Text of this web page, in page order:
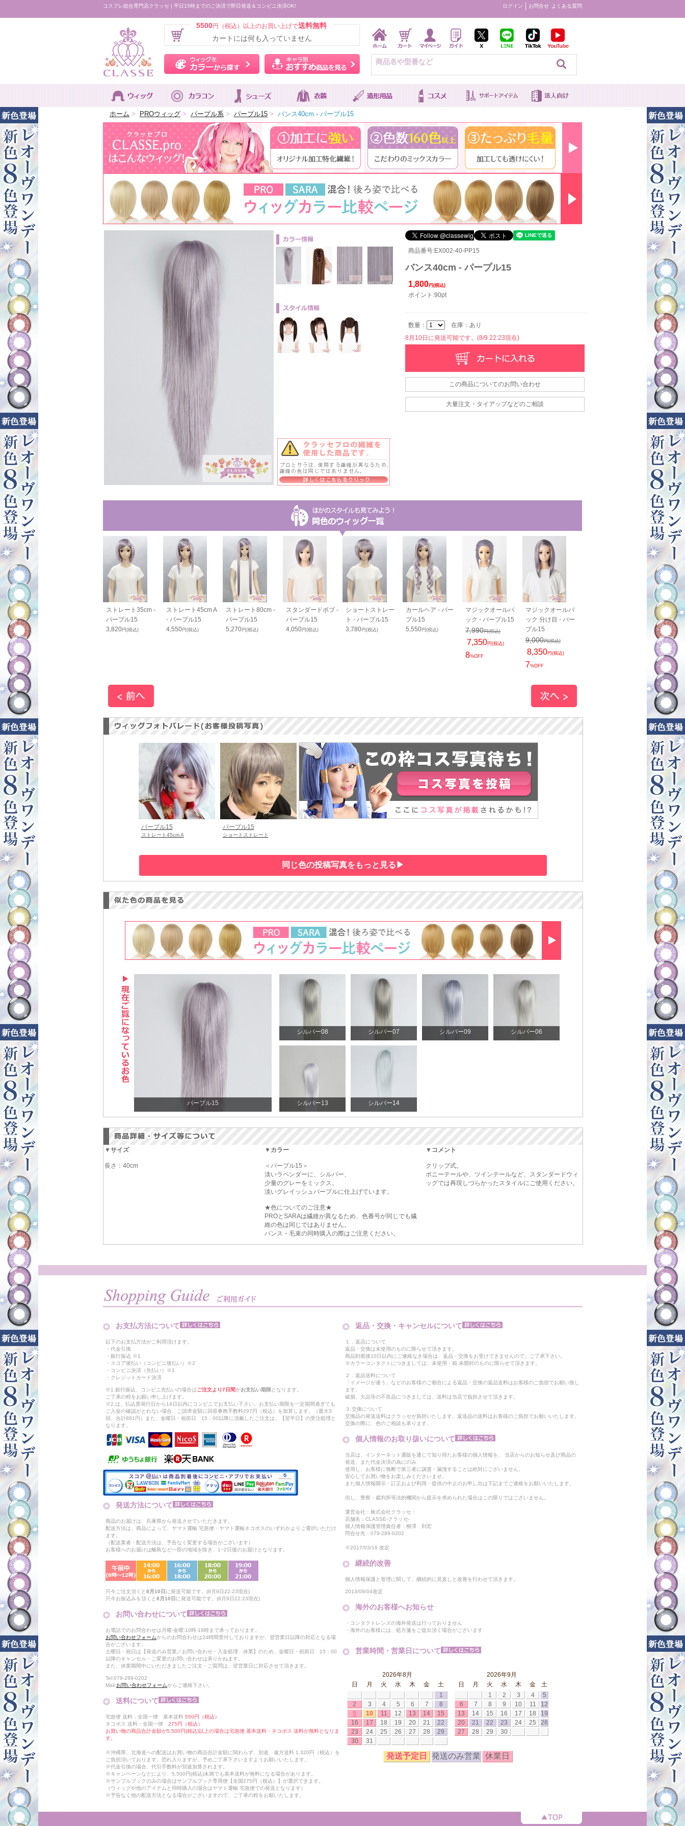
コスプレ総合専門店クラッセ | 平日15時までのご決済で即日発送＆コンビニ決済OK! ログイン お問合せ よくある質問
5500円（税込）以上のお買い上げで送料無料
カートには何も入っていません
ウィッグをカラーから探す キャラ別おすすめ商品を見る
ホーム > PROウィッグ > パープル系 > パープル15 > バンス40cm - パープル15
商品番号:EX002-40-PP15
バンス40cm - パープル15
1,800 円(税込)
ポイント:90pt
数量：
在庫：あり
8月10日に発送可能です。(8/9 22:23現在)
この商品についてのお問い合わせ
大量注文・タイアップなどのご相談
バンス80cm
プル15
円(税込)
円(税込)
ストレート35cm -
パープル15
3,820円(税込)
ストレート45cm A
- パープル15
4,550円(税込)
ストレート80cm -
パープル15
5,270円(税込)
スタンダードボブ -
パープル15
4,050円(税込)
ショートストレー
ト - パープル15
3,780円(税込)
カールヘア - パー
プル15
5,550円(税込)
マジックオールバ
ック - パープル15
7,990円(税込)
7,350円(税込)
8%OFF
マジックオールバ
ック 分け目 - パー
プル15
9,000円(税込)
8,350円(税込)
7%OFF
PRO 生え際
N - パープル
2,350 円(税込)
1,800円(税込)
%OFF
パープル15
ストレート45cm A
パープル15
ショートストレート
パープル15
シルバー08 シルバー07 シルバー09 シルバー06
シルバー13 シルバー14
▼サイズ
長さ：40cm
▼カラー
＜パープル15＞
淡いラベンダーに、シルバー、
少量のグレーをミックス。
淡いグレイッシュパープルに仕上げています。
★色についてのご注意★
PROとSARAは繊維が異なるため、色番号が同じでも繊
維の色は同じではありません。
バンス・毛束の同時購入の際はご注意ください。
▼コメント
クリップ式。
ポニーテールや、ツインテールなど、スタンダードウィ
ッグでは再現しづらかったスタイルにご使用ください。
お支払方法について
以下のお支払方法がご利用頂けます。
・代金引換
・銀行振込 ※1
・スコア後払い（コンビニ後払い）※2
・コンビニ決済（先払い）※1
・クレジットカード決済
※1.銀行振込、コンビニ先払いの場合はご注文より7日間がお支払い期限 となります。
ご了承の程をお願い申し上げます。
※2.は、払込票発行日から14日以内にコンビニでお支払い下さい。お支払い期限を一定期間過ぎても
ご入金の確認がとれない場合、ご請求金額に回収事務手数料297円（税込）を加算します。（最大3
回、合計891円）また、金曜日・祝前日 15：00以降に頂戴したご注文は、【翌平日】の受注処理と
なります。
発送方法について
商品のお届けは、兵庫県から発送させていただきます。
配送方法は、商品によって、ヤマト運輸 宅急便・ヤマト運輸ネコポスのいずれかよりご選択いただけ
ます。
（配送業者・配送方法は、予告なく変更する場合がございます）
お客様へのお届けは離島など一部の地域を除き、1~2日後のお届けとなります。
只今ご注文頂くと8月10日 に発送可能です。(8月9日22:23現在)
只今お振込みを頂くと8月10日 に発送可能です。(8月9日22:23現在)
お問い合わせについて
お電話でのお問合わせは月曜-金曜:10時-16時まで承っております。
お問い合わせフォームからのお問合わせは24時間受付しておりますが、翌営業日以降の対応となる場
合がございます。
土曜日・祝日は【発送のみ営業／お問い合わせ・入金処理 休業】のため、金曜日・祝前日 15：00
以降のキャンセル・ご変更のお問い合わせは承りかねます。
また、休業期間中にいただきましたご注文・ご質問は、翌営業日に対応させて頂きます。
Tel:079-289-0202
Mail:お問い合わせフォームからご連絡下さい。
送料について
宅急便 送料：全国一律 基本送料 550円（税込）
ネコポス 送料：全国一律 275円（税込）
お買い物の商品合計金額が5,500円(税込)以上の場合は宅急便 基本送料・ネコポス 送料が無料となりま
す。
※沖縄県、北海道への配送はお買い物の商品合計金額に関わらず、別途、遠方送料 1,320円（税込）を
ご負担頂いております。恐れ入りますが、予めご了承下さいますようお願いいたします。
※代金引換の場合、代引手数料が別途加算されます。
※キャンペーンなどにより、5,500円(税込)未満でも基本送料が無料になる場合があります。
※サンプルブックのみの場合はサンプルブック専用便【全国275円（税込）】が選択できます。
（ウィッグや他のアイテムと同時購入の場合はヤマト運輸 宅急便での発送となります）
※予告なく他の配送方法となる場合がございますので、ご了承の程をお願いたします。
返品・交換・キャンセルについて
１．返品について
返品・交換は未使用のものに限らせて頂きます。
商品到着後10日以内にご連絡なき場合は、返品・交換をお受けできませんので、ご了承下さい。
※カラーコンタクトにつきましては、未使用・箱 未開封のものに限らせて頂きます。
２．返品送料について
「イメージが違う」などのお客様のご都合による返品・交換の返品送料はお客様のご負担でお願い致し
ます。
破損、欠品等の不良品につきましては、送料は当店で負担させて頂きます。
３.交換について
交換品の発送送料はクラッセが負担いたします。返送品の送料はお客様のご負担でお願いいたします。
交換の際に、色のご相談も承ります。
個人情報のお取り扱いについて
当店は、インターネット通販を通じて知り得たお客様の個人情報を、 当店からのお知らせ及び商品の
発送、また代金決済の為にのみ
使用し、お客様に無断で第三者に譲渡・漏洩することは絶対にございません。
安心してお買い物をお楽しみくださいませ。
また個人情報開示・訂正および利用・提供の中止のお申し出は下記までご連絡をお願いいたします。
但し、警察・裁判所等法的機関から提示を求められた場合はこの限りではございません。
運営会社：株式会社クラッセ：
店舗名：CLASSE-クラッセ-
個人情報保護管理責任者：柳澤 到宏
問合せ先：079-289-0202
※2017/03/16 改定
継続的改善
個人情報保護と管理に関して、継続的に見直しと改善を行わせて頂きます。
2013/09/04改定
海外のお客様へお知らせ
・コンタクトレンズの海外発送は行っておりません
・海外のお客様には、処方箋をご提出頂く場合がございます
営業時間・営業日について
2026年8月
日
月 火 水 木 金
土
1
2
3 4 5 6 7
8
9
10 11 12 13 14
15
16
17 18 19 20 21
22
23
24 25 26 27 28
29
30
31
2026年9月
日
月 火 水 木 金
土
1
2 3 4
5
6
7 8 9 10 11
12
13
14 15 16 17 18
19
20
21 22 23 24 25
26
27
28 29 30
発送予定日 発送のみ営業 休業日